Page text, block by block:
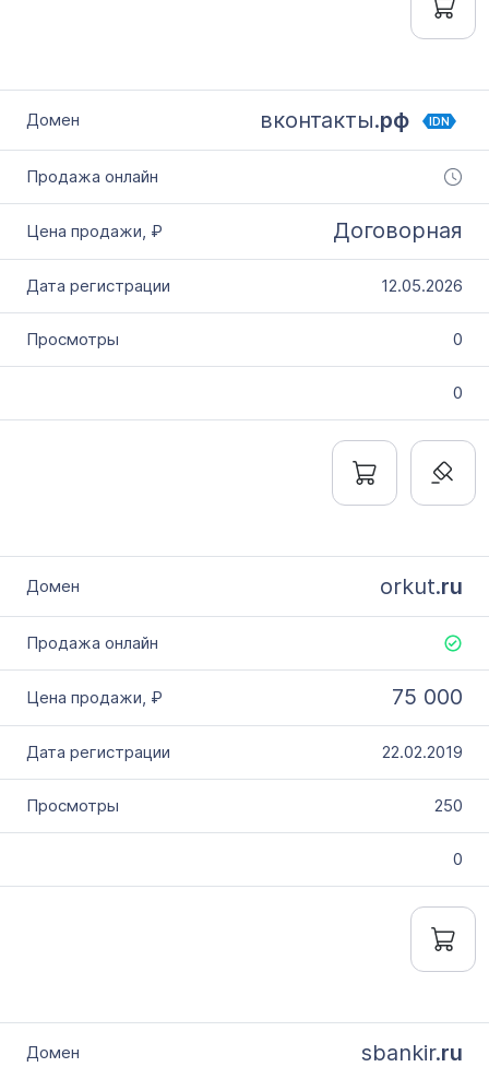
вконтакты.рф IDN
Договорная
12.05.2026
0
0
orkut.ru
75 000
22.02.2019
250
0
sbankir.ru